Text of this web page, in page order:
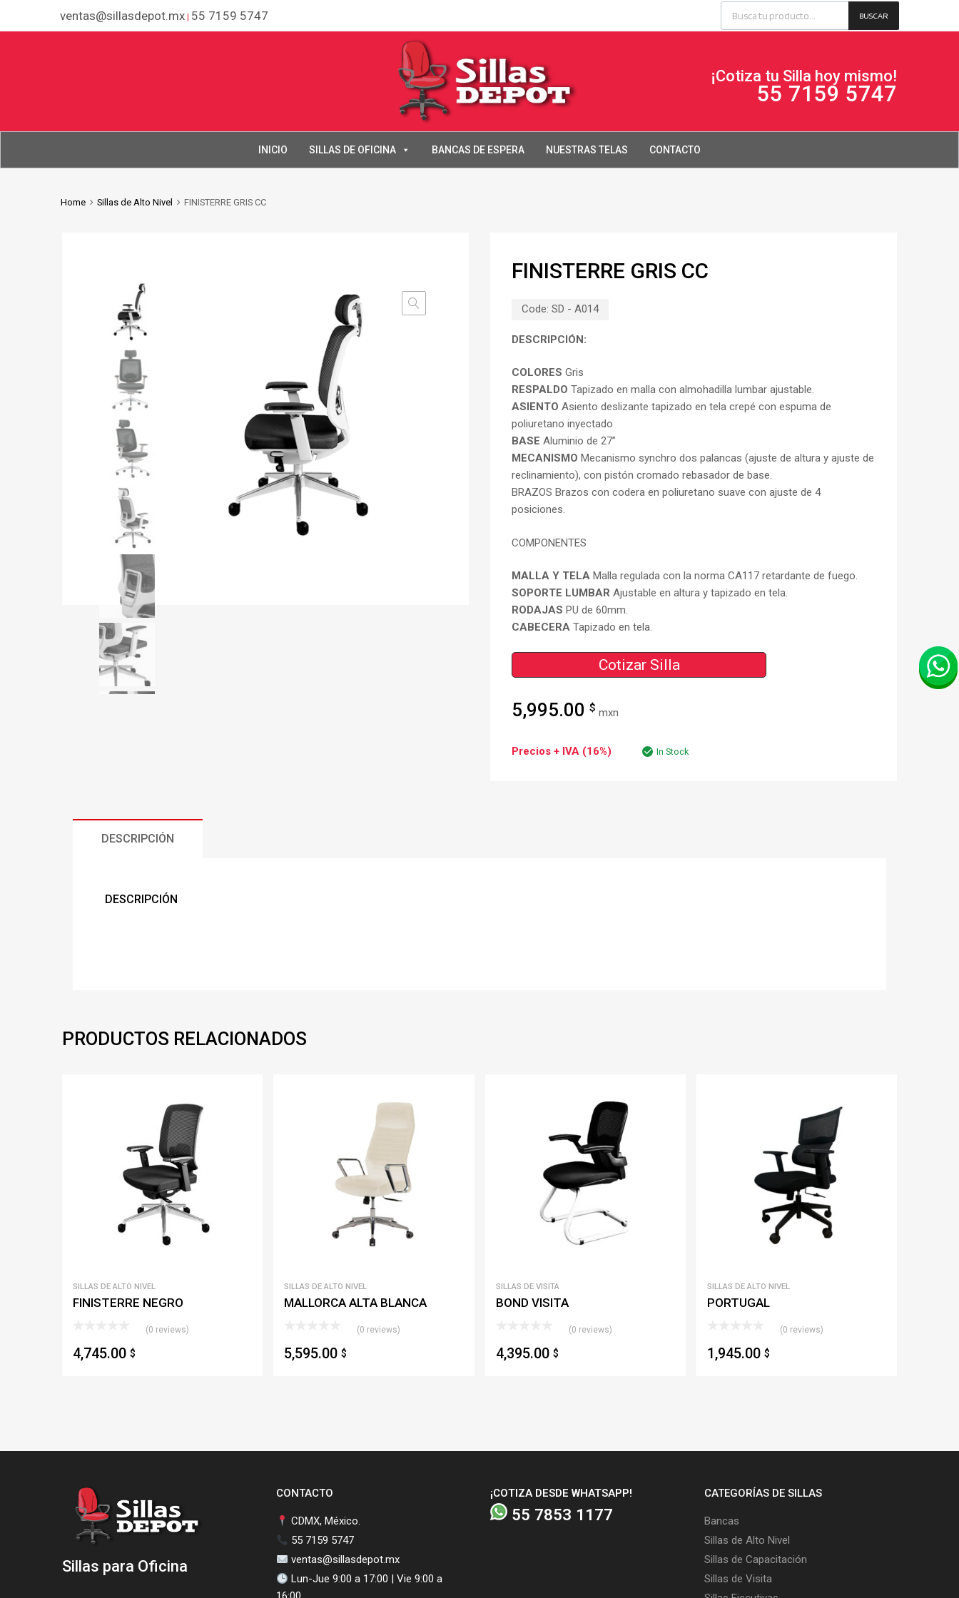
ventas@sillasdepot.mx 55 7159 5747 BUSCAR
¡Cotiza tu Silla hoy mismo!
55 7159 5747
INICIO SILLAS DE OFICINA BANCAS DE ESPERA NUESTRAS TELAS CONTACTO
Home Sillas de Alto Nivel FINISTERRE GRIS CC
FINISTERRE GRIS CC
Code: SD - A014
DESCRIPCIÓN:
COLORES Gris
RESPALDO Tapizado en malla con almohadilla lumbar ajustable.
ASIENTO Asiento deslizante tapizado en tela crepé con espuma de
poliuretano inyectado
BASE Aluminio de 27”
MECANISMO Mecanismo synchro dos palancas (ajuste de altura y ajuste de
reclinamiento), con pistón cromado rebasador de base.
BRAZOS Brazos con codera en poliuretano suave con ajuste de 4
posiciones.
COMPONENTES
MALLA Y TELA Malla regulada con la norma CA117 retardante de fuego.
SOPORTE LUMBAR Ajustable en altura y tapizado en tela.
RODAJAS PU de 60mm.
CABECERA Tapizado en tela.
Cotizar Silla
5,995.00 $ mxn
Precios + IVA (16%) In Stock
DESCRIPCIÓN
DESCRIPCIÓN
PRODUCTOS RELACIONADOS
SILLAS DE ALTO NIVEL
FINISTERRE NEGRO
(0 reviews)
4,745.00 $
SILLAS DE ALTO NIVEL
MALLORCA ALTA BLANCA
(0 reviews)
5,595.00$
SILLAS DE VISITA
BOND VISITA
(0 reviews)
4,395.00 $
SILLAS DE ALTO NIVEL
PORTUGAL
(0 reviews)
1,945.00 $
Sillas para Oficina
CONTACTO
CDMX, México.
55 7159 5747
ventas@sillasdepot.mx
Lun-Jue 9:00 a 17:00 | Vie 9:00 a
¡COTIZA DESDE WHATSAPP!
55 7853 1177
CATEGORÍAS DE SILLAS
Bancas
Sillas de Alto Nivel
Sillas de Capacitación
Sillas de Visita